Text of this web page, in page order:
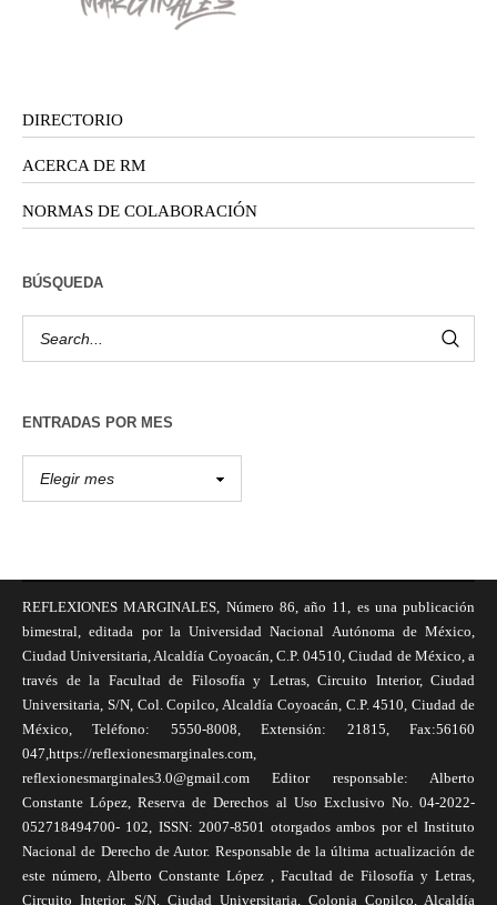
DIRECTORIO
ACERCA DE RM
NORMAS DE COLABORACIÓN
BÚSQUEDA
ENTRADAS POR MES
REFLEXIONES MARGINALES, Número 86, año 11, es una publicación
bimestral, editada por la Universidad Nacional Autónoma de México,
Ciudad Universitaria, Alcaldía Coyoacán, C.P. 04510, Ciudad de México, a
través de la Facultad de Filosofía y Letras, Circuito Interior, Ciudad
Universitaria, S/N, Col. Copilco, Alcaldía Coyoacán, C.P. 4510, Ciudad de
México, Teléfono: 5550-8008, Extensión: 21815, Fax:56160
047,https://reflexionesmarginales.com,
reflexionesmarginales3.0@gmail.com Editor responsable: Alberto
Constante López, Reserva de Derechos al Uso Exclusivo No. 04-2022-
052718494700- 102, ISSN: 2007-8501 otorgados ambos por el Instituto
Nacional de Derecho de Autor. Responsable de la última actualización de
este número, Alberto Constante López , Facultad de Filosofía y Letras,
Circuito Interior, S/N, Ciudad Universitaria, Colonia Copilco, Alcaldía